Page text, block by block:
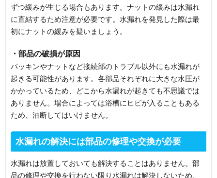
ずつ緩みが生じる場合もあります。ナットの緩みは水漏れ
に直結するため注意が必要です。水漏れを発見した際は最
初にナットの緩みを疑いましょう。
・部品の破損が原因
パッキンやナットなど接続部のトラブル以外にも水漏れが
起きる可能性があります。各部品それぞれに大きな水圧が
かかっているため、どこから水漏れが起きても不思議では
ありません。場合によっては浴槽にヒビが入ることもある
ため、油断してはいけません。
水漏れの解決には部品の修理や交換が必要
水漏れは放置しておいても解決することはありません。部
品の修理や交換を行わない限り水漏れは解決しないため、